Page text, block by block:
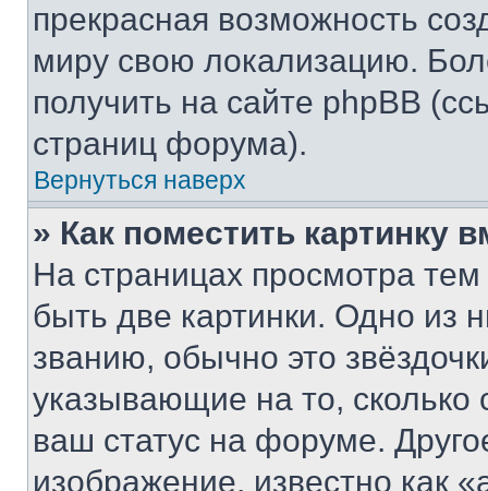
прекрасная возможность
миру свою локализацию.
получить на сайте phpBB
страниц форума).
Вернуться наверх
» Как поместить картинку
На страницах просмотра
быть две картинки. Одно из
званию, обычно это
указывающие на то,
ваш статус на форуме.
изображение, известно как